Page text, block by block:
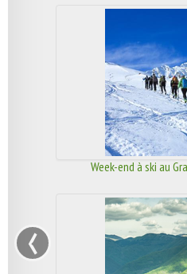
Week-end à ski au
‹